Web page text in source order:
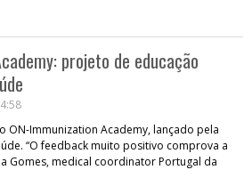
projeto de educação
ON-Immunization Academy, lançado pela
“O feedback muito positivo comprova a
Gomes, medical coordinator Portugal da